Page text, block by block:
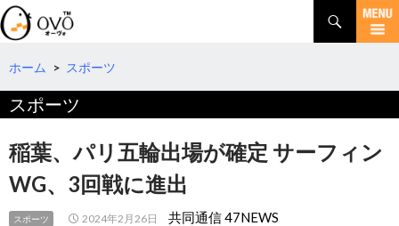
検
索
コ
テ
へ
移
動
ホーム > スポーツ
スポーツ
稲葉、パリ五輪出場が確定 サーフィン
WG、3回戦に進出
スポーツ 2024年2月26日 共同通信 47NEWS